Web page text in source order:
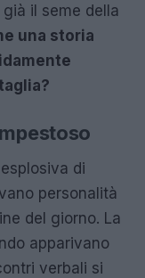
il seme della
una storia
di
personalità
del giorno. La
apparivano
verbali si